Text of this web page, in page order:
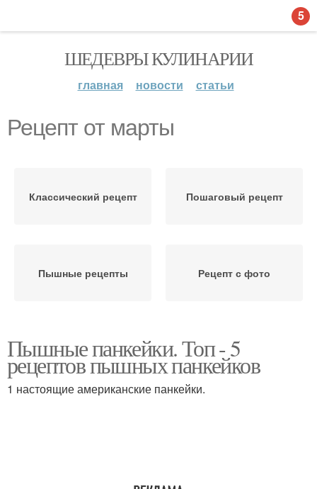
ШЕДЕВРЫ КУЛИНАРИИ
главная новости статьи
Рецепт от марты
Классический рецепт Пошаговый рецепт
Пышные рецепты Рецепт с фото
Пышные панкейки. Топ - 5
рецептов пышных панкейков
1 настоящие американские панкейки.
5